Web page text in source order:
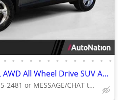
• • • • • • • • • • • • •
2024 Hyundai Tucson SEL AWD All Wheel Drive SUV AUTONATION
Call (844) 335-2481 or MESSAGE/CHAT to confirm availability